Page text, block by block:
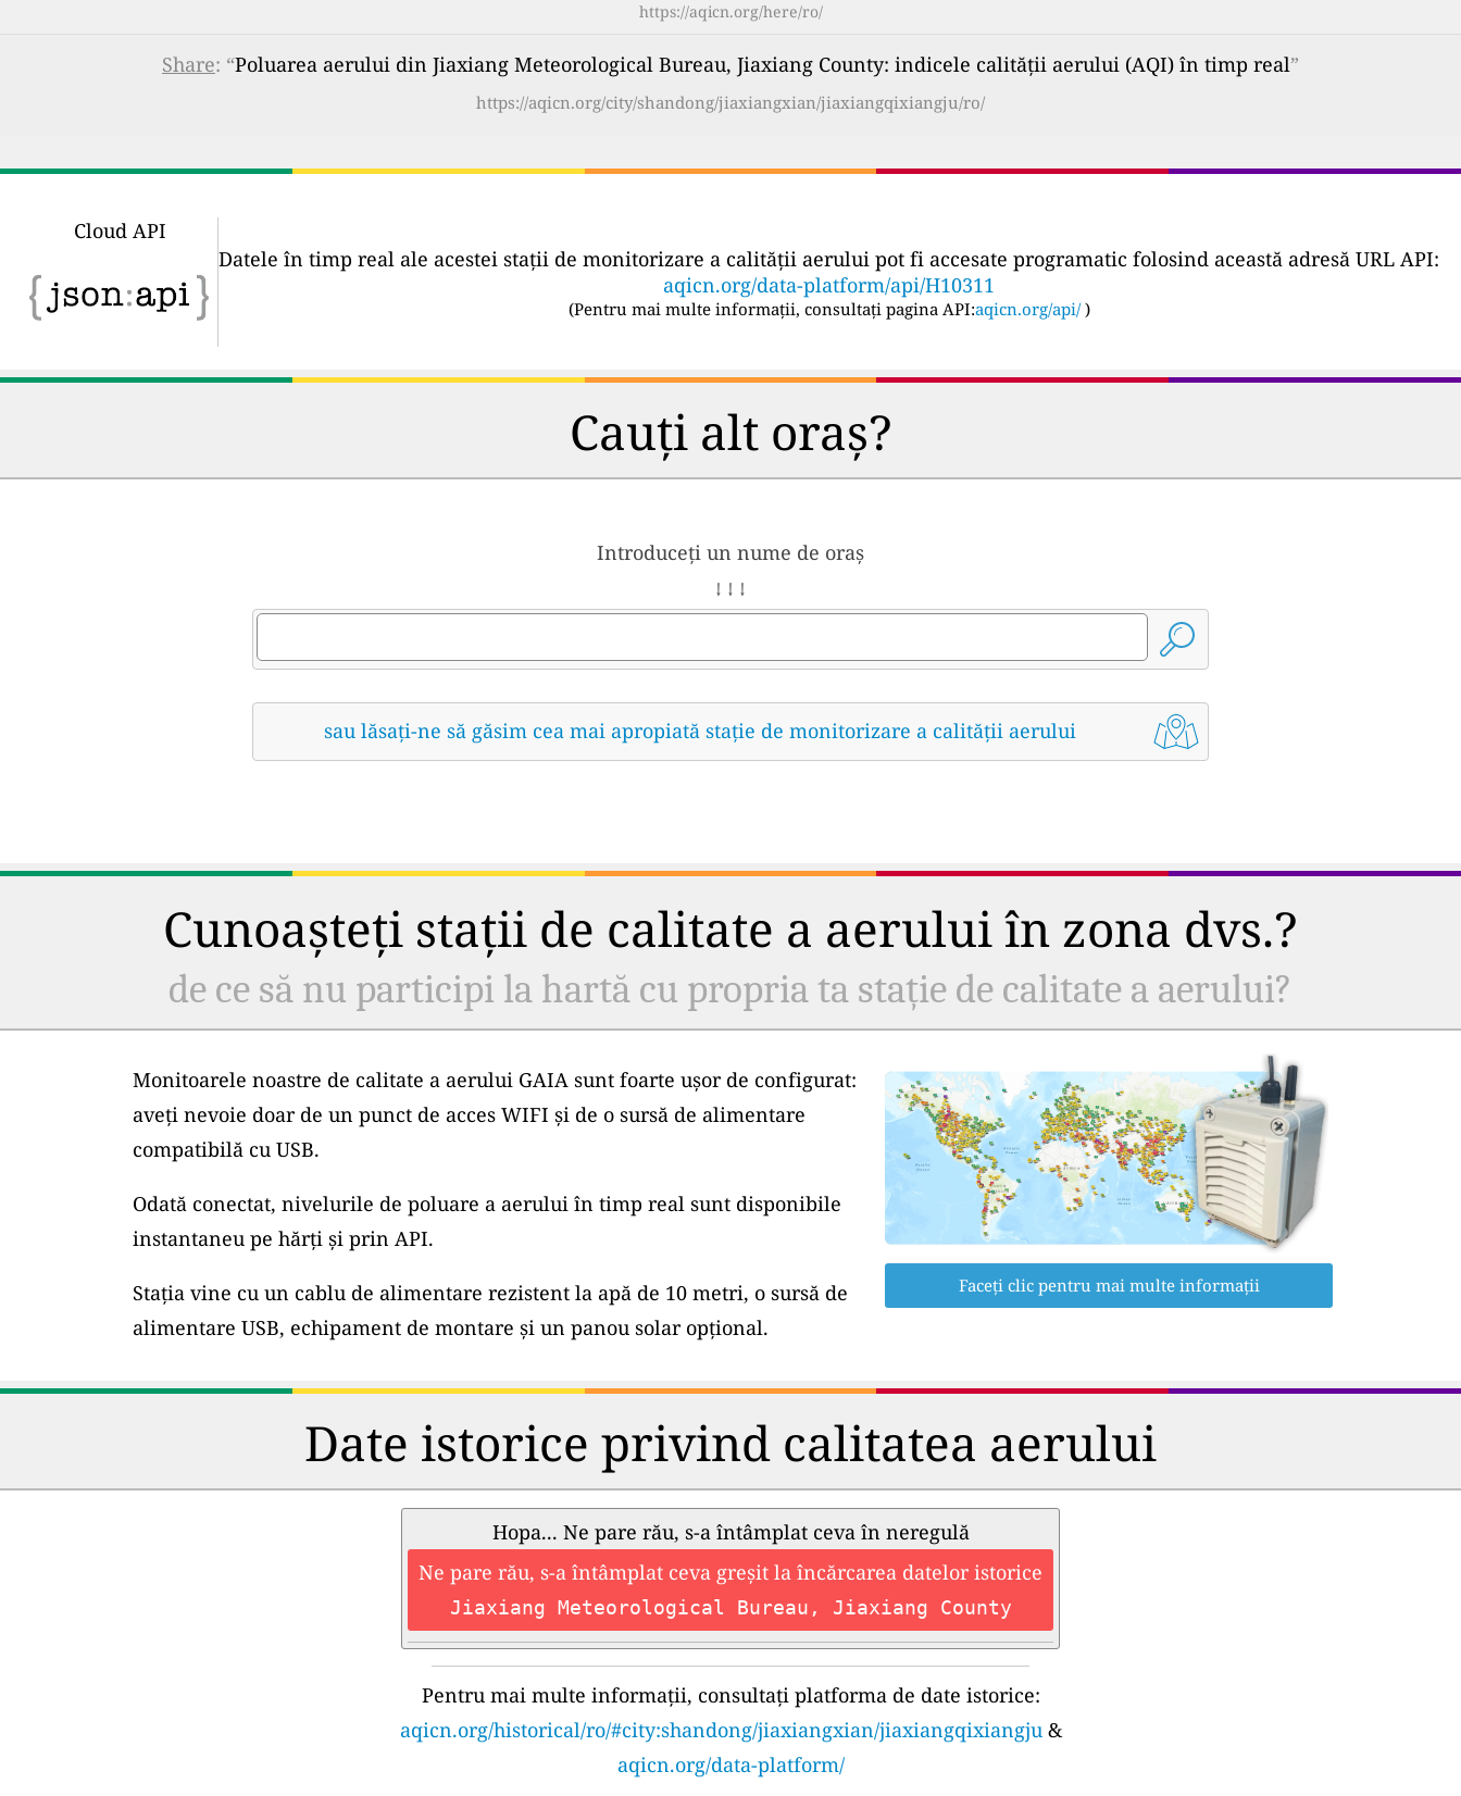
https://aqicn.org/here/ro/
Share: “Poluarea aerului din Jiaxiang Meteorological Bureau, Jiaxiang County: indicele calității aerului (AQI) în timp real”
https://aqicn.org/city/shandong/jiaxiangxian/jiaxiangqixiangju/ro/
Cloud API
Datele în timp real ale acestei stații de monitorizare a calității aerului pot fi accesate programatic folosind această adresă URL API:
aqicn.org/data-platform/api/H10311
(Pentru mai multe informații, consultați pagina API:aqicn.org/api/ )
Cauți alt oraș?
Introduceți un nume de oraș
↓ ↓ ↓
sau lăsați-ne să găsim cea mai apropiată stație de monitorizare a calității aerului
Cunoașteți stații de calitate a aerului în zona dvs.?
de ce să nu participi la hartă cu propria ta stație de calitate a aerului?
Monitoarele noastre de calitate a aerului GAIA sunt foarte ușor de configurat:
aveți nevoie doar de un punct de acces WIFI și de o sursă de alimentare
compatibilă cu USB.
Odată conectat, nivelurile de poluare a aerului în timp real sunt disponibile
instantaneu pe hărți și prin API.
Stația vine cu un cablu de alimentare rezistent la apă de 10 metri, o sursă de
alimentare USB, echipament de montare și un panou solar opțional.
Faceți clic pentru mai multe informații
Date istorice privind calitatea aerului
Hopa... Ne pare rău, s-a întâmplat ceva în neregulă
Ne pare rău, s-a întâmplat ceva greșit la încărcarea datelor istorice
Jiaxiang Meteorological Bureau, Jiaxiang County
Pentru mai multe informații, consultați platforma de date istorice:
aqicn.org/historical/ro/#city:shandong/jiaxiangxian/jiaxiangqixiangju&
aqicn.org/data-platform/